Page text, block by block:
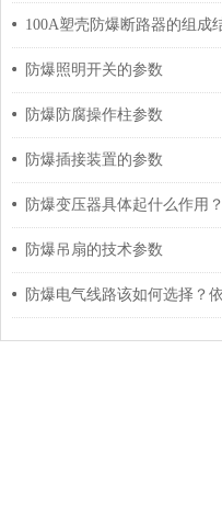
防爆照明开关的参数
防爆防腐操作柱参数
防爆插接装置的参数
防爆变压器具体起什么作用？
防爆吊扇的技术参数